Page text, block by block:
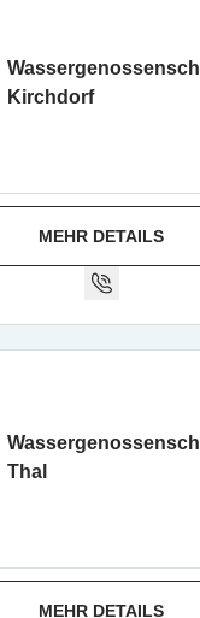
Kirchdorf
MEHR DETAILS
Thal
MEHR DETAILS